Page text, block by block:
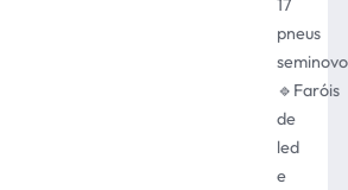
17
pneus
🔹Faróis
de
led
e